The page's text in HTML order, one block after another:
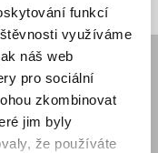
funkcí
využíváme
náš web
pro sociální
zkombinovat
jim byly
že používáte
novinky
poukazy
program